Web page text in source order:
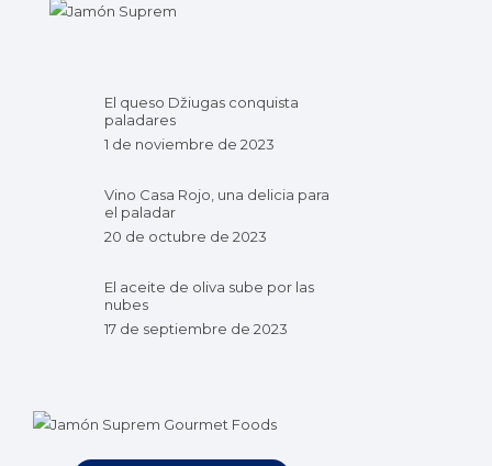
El queso Džiugas conquista
paladares
1 de noviembre de 2023
Vino Casa Rojo, una delicia para
el paladar
20 de octubre de 2023
El aceite de oliva sube por las
nubes
17 de septiembre de 2023